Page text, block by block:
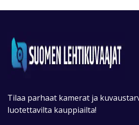
Tilaa parhaat kamerat ja
luotettavilta kauppiailta!